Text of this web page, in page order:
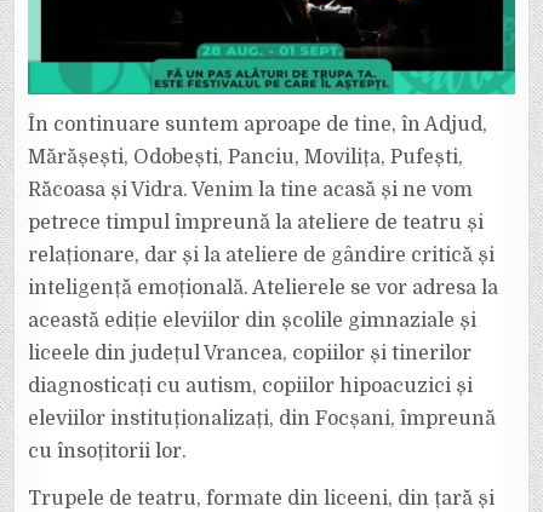
În continuare suntem aproape de tine, în Adjud,
Mărășești, Odobești, Panciu, Movilița, Pufești,
Răcoasa și Vidra. Venim la tine acasă și ne vom
petrece timpul împreună la ateliere de teatru și
relaționare, dar și la ateliere de gândire critică și
inteligență emoțională. Atelierele se vor adresa la
această ediție eleviilor din școlile gimnaziale și
liceele din județul Vrancea, copiilor și tinerilor
diagnosticați cu autism, copiilor hipoacuzici și
eleviilor instituționalizați, din Focșani, împreună
cu însoțitorii lor.
Trupele de teatru, formate din liceeni, din țară și